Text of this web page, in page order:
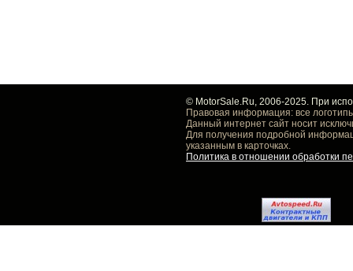
© MotorSale.Ru, 2006-2025. При
Правовая информация: все
Данный интернет сайт носит
Для получения подробной
указанным в карточках.
Политика в отношении обработки